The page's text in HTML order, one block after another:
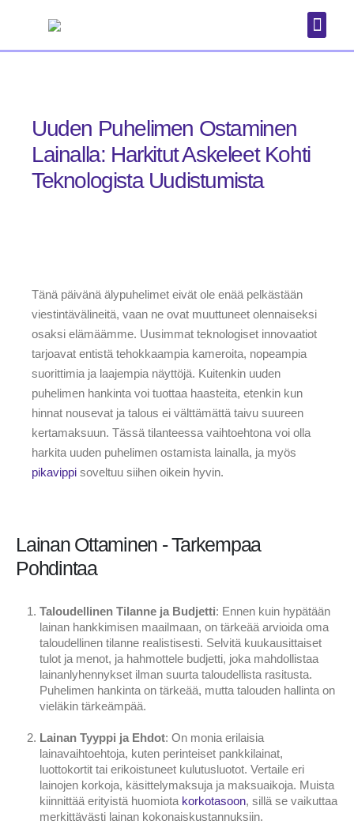
Uuden Puhelimen Ostaminen
Lainalla: Harkitut Askeleet Kohti
Teknologista Uudistumista
Tänä päivänä älypuhelimet eivät ole enää pelkästään
viestintävälineitä, vaan ne ovat muuttuneet olennaiseksi
osaksi elämäämme. Uusimmat teknologiset innovaatiot
tarjoavat entistä tehokkaampia kameroita, nopeampia
suorittimia ja laajempia näyttöjä. Kuitenkin uuden
puhelimen hankinta voi tuottaa haasteita, etenkin kun
hinnat nousevat ja talous ei välttämättä taivu suureen
kertamaksuun. Tässä tilanteessa vaihtoehtona voi olla
harkita uuden puhelimen ostamista lainalla, ja myös
pikavippi soveltuu siihen oikein hyvin.
Lainan Ottaminen - Tarkempaa
Pohdintaa
Taloudellinen Tilanne ja Budjetti: Ennen kuin hypätään
lainan hankkimisen maailmaan, on tärkeää arvioida oma
taloudellinen tilanne realistisesti. Selvitä kuukausittaiset
tulot ja menot, ja hahmottele budjetti, joka mahdollistaa
lainanlyhennykset ilman suurta taloudellista rasitusta.
Puhelimen hankinta on tärkeää, mutta talouden hallinta on
vieläkin tärkeämpää.
Lainan Tyyppi ja Ehdot: On monia erilaisia
lainavaihtoehtoja, kuten perinteiset pankkilainat,
luottokortit tai erikoistuneet kulutusluotot. Vertaile eri
lainojen korkoja, käsittelymaksuja ja maksuaikoja. Muista
kiinnittää erityistä huomiota korkotasoon, sillä se vaikuttaa
merkittävästi lainan kokonaiskustannuksiin.